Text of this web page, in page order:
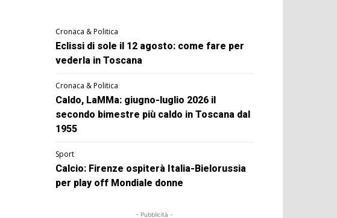
Cronaca & Politica
Eclissi di sole il 12 agosto: come fare per
vederla in Toscana
Cronaca & Politica
Caldo, LaMMa: giugno-luglio 2026 il
secondo bimestre più caldo in Toscana dal
1955
Sport
Calcio: Firenze ospiterà Italia-Bielorussia
per play off Mondiale donne
- Pubblicità -